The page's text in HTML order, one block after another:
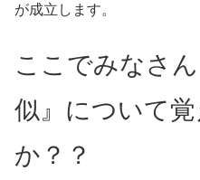
が成立します。
ここでみなさ
似』について
か？？